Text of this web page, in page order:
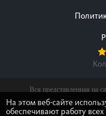
Вся представленная на
продуктов, наличия на
характер и ни при
На этом веб-сайте
обеспечивают работу